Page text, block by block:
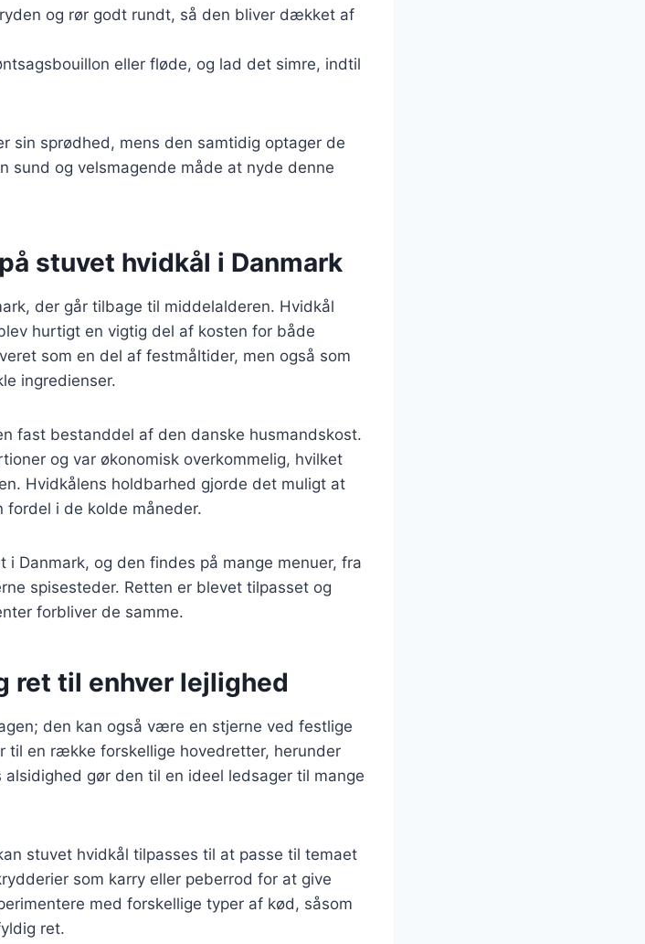
og rør godt rundt, så den bliver dækket af
eller fløde, og lad det simre, indtil
sin sprødhed, mens den samtidig optager de
sund og velsmagende måde at nyde denne
stuvet hvidkål i Danmark
der går tilbage til middelalderen. Hvidkål
hurtigt en vigtig del af kosten for både
som en del af festmåltider, men også som
ingredienser.
fast bestanddel af den danske husmandskost.
og var økonomisk overkommelig, hvilket
Hvidkålens holdbarhed gjorde det muligt at
i de kolde måneder.
Danmark, og den findes på mange menuer, fra
spisesteder. Retten er blevet tilpasset og
forbliver de samme.
ret til enhver lejlighed
den kan også være en stjerne ved festlige
til en række forskellige hovedretter, herunder
gør den til en ideel ledsager til mange
stuvet hvidkål tilpasses til at passe til temaet
som karry eller peberrod for at give
med forskellige typer af kød, såsom
ret.